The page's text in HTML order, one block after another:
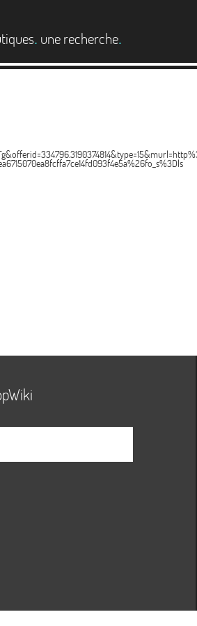
. une recherche.